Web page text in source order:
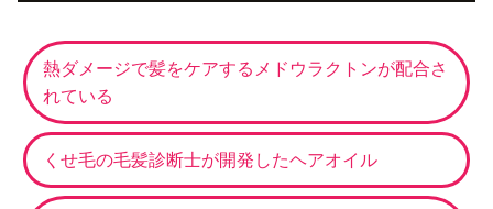
熱ダメージで髪をケアするメドウラクトンが配合さ
れている
くせ毛の毛髪診断士が開発したヘアオイル